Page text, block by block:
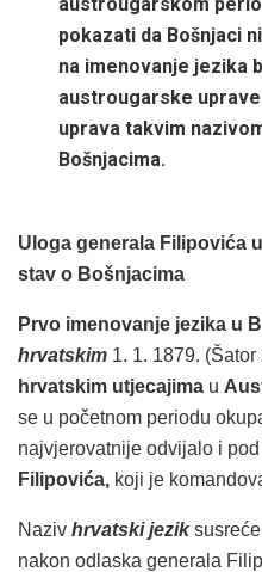
pokazati da Bošnjaci
na imenovanje jezika
austrougarske
uprava takvim
Bošnjacima.
Uloga generala Filipovića
stav o Bošnjacima
Prvo imenovanje jezika u
hrvatskim 1. 1. 1879.
hrvatskim utjecajima u
se u početnom periodu
najvjerovatnije odvijalo i
Filipovića, koji je
Naziv hrvatski jeziksusreće
nakon odlaska generala